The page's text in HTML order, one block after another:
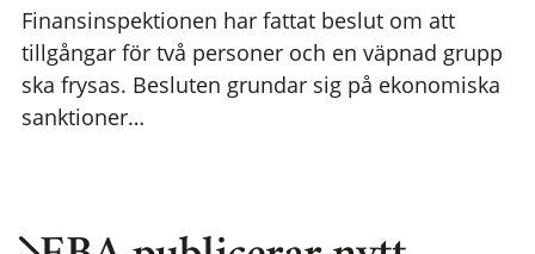
Finansinspektionen har fattat beslut om att
tillgångar för två personer och en väpnad grupp
ska frysas. Besluten grundar sig på ekonomiska
sanktioner…